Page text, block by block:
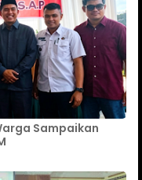
Sampaikan